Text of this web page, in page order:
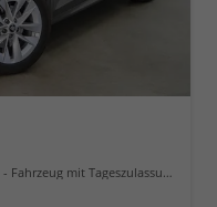
Fahrzeug mit Tageszulassung